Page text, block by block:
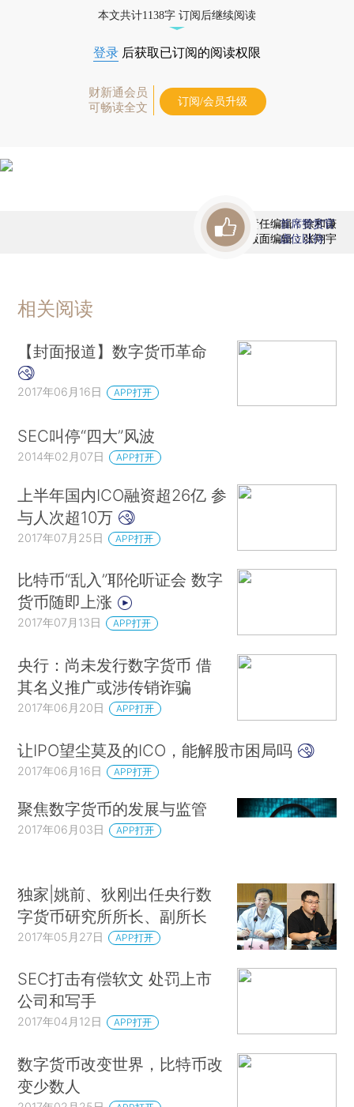
本文共计1138字 订阅后继续阅读
登录 后获取已订阅的阅读权限
财新通会员
可畅读全文
订阅/会员升级
责任编辑：徐和谦
版面编辑：张翔宇
首席赞赏官
虚位以待
相关阅读
【封面报道】数字货币革命
2017年06月16日 APP打开
SEC叫停“四大”风波
2014年02月07日 APP打开
上半年国内ICO融资超26亿 参
与人次超10万
2017年07月25日 APP打开
比特币“乱入”耶伦听证会 数字
货币随即上涨
2017年07月13日 APP打开
央行：尚未发行数字货币 借
其名义推广或涉传销诈骗
2017年06月20日 APP打开
让IPO望尘莫及的ICO，能解股市困局吗
2017年06月16日 APP打开
聚焦数字货币的发展与监管
2017年06月03日 APP打开
独家|姚前、狄刚出任央行数
字货币研究所所长、副所长
2017年05月27日 APP打开
SEC打击有偿软文 处罚上市
公司和写手
2017年04月12日 APP打开
数字货币改变世界，比特币改
变少数人